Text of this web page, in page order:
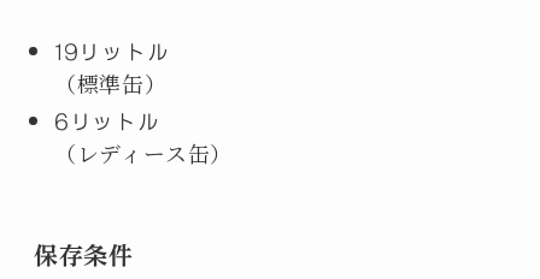
19リットル
（標準缶）
6リットル
（レディース缶）
保存条件